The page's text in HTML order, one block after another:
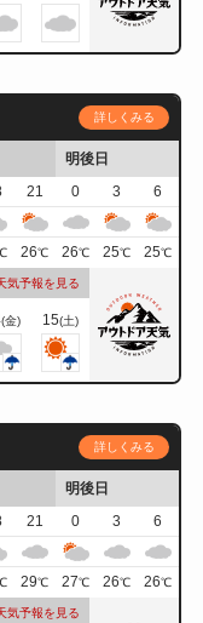
詳しくみる
明後日
21 0 3
6
26℃ 26℃ 25℃ 25℃
気予報を見る
(金) 15(土)
詳しくみる
明後日
21 0 3
6
29℃ 27℃ 26℃ 26℃
気予報を見る